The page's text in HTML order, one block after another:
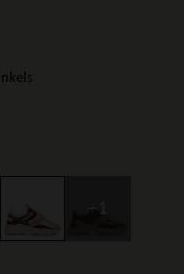
+1